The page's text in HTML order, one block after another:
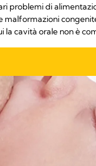
problemi di
la cavità orale non è